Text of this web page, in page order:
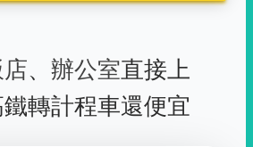
、 辦公室直接上
轉計程車還便宜